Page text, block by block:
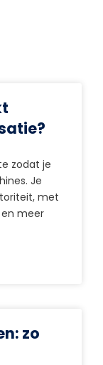
zodat je
Je
met
meer
zo